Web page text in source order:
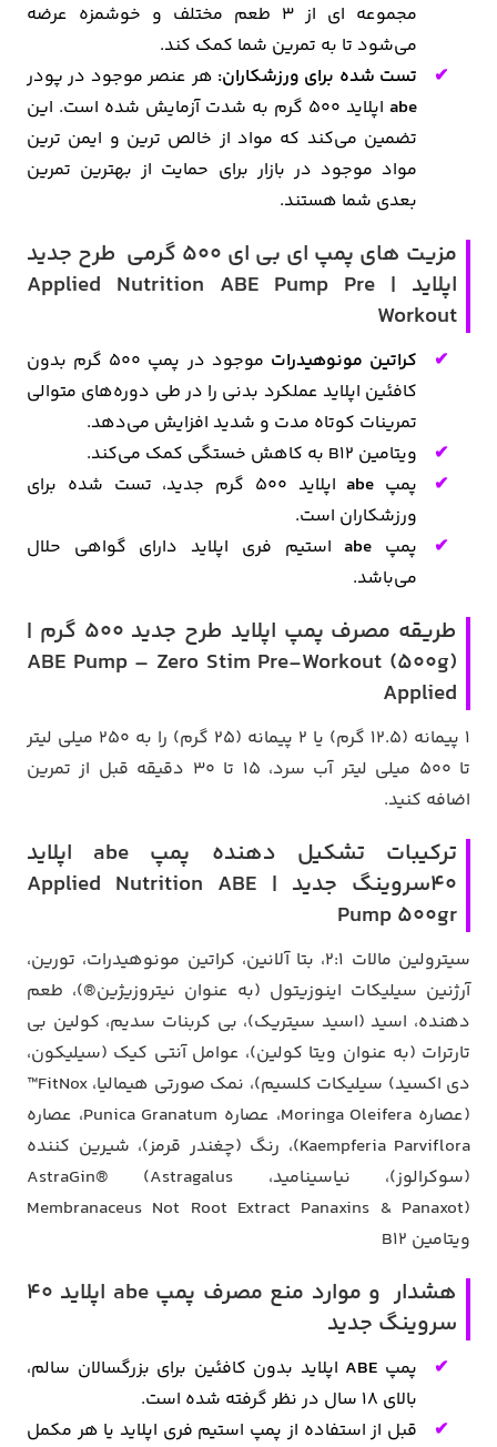
مجموعه ای از 3 طعم مختلف و خوشمزه عرضه
می‌شود تا به تمرین شما کمک کند.
تست شده برای ورزشکاران: هر عنصر موجود در پودر
abe
اپلاید 500 گرم به شدت آزمایش شده است. این
تضمین می‌کند که مواد از خالص ترین و ایمن ترین
مواد موجود در بازار برای حمایت از بهترین تمرین
بعدی شما هستند.
مزیت های پمپ ای بی ای 500 گرمی طرح جدید
اپلاید | Applied Nutrition ABE Pump Pre
Workout
کراتین مونوهیدرات
موجود در پمپ 500 گرم بدون
کافئین اپلاید عملکرد بدنی را در طی دوره‌های متوالی
تمرینات کوتاه مدت و شدید افزایش می‌دهد.
ویتامین B12 به کاهش خستگی کمک می‌کند.
پمپ abe
اپلاید 500 گرم جدید، تست شده برای
ورزشکاران است.
پمپ abe استیم فری اپلاید دارای گواهی حلال
می‌باشد.
طریقه مصرف پمپ اپلاید طرح جدید 500 گرم |
ABE Pump – Zero Stim Pre-Workout (500g)
Applied
1 پیمانه (12.5 گرم) یا 2 پیمانه (25 گرم) را به 250 میلی لیتر
تا 500 میلی لیتر آب سرد، 15 تا 30 دقیقه قبل از تمرین
اضافه کنید.
ترکیبات تشکیل دهنده پمپ abe اپلاید
40سروینگ جدید | Applied Nutrition ABE
Pump 500gr
سیترولین مالات 2:1، بتا آلانین، کراتین مونوهیدرات، تورین،
آرژنین سیلیکات اینوزیتول (به عنوان نیتروزیژین®)، طعم
دهنده، اسید (اسید سیتریک)، بی کربنات سدیم، کولین بی
تارترات (به عنوان ویتا کولین)، عوامل آنتی کیک (سیلیکون،
دی اکسید) سیلیکات کلسیم)، نمک صورتی هیمالیا، FitNox™
(عصاره Moringa Oleifera، عصاره Punica Granatum، عصاره
Kaempferia Parviflora)، رنگ (چغندر قرمز)، شیرین کننده
(سوکرالوز)، نیاسینامید، AstraGin® (Astragalus
Membranaceus Not Root Extract Panaxins & Panaxot)
ویتامین B12
هشدار و موارد منع مصرف پمپ abe اپلاید 40
سروینگ جدید
پمپ ABE اپلاید بدون کافئین برای بزرگسالان سالم،
بالای 18 سال در نظر گرفته شده است.
قبل از استفاده از پمپ استیم فری اپلاید یا هر مکمل